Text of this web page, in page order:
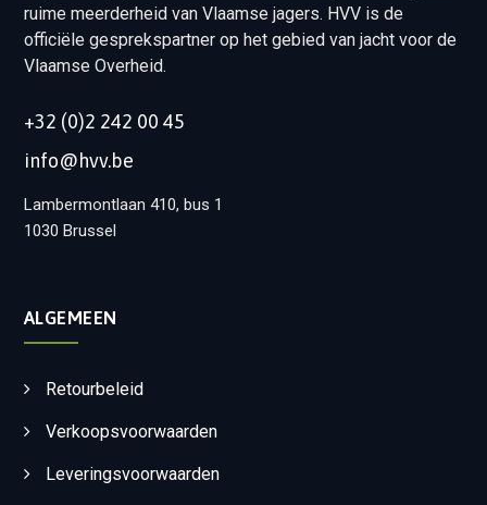
ruime meerderheid van Vlaamse jagers. HVV is de
officiële gesprekspartner op het gebied van jacht voor de
Vlaamse Overheid.
+32 (0)2 242 00 45
info@hvv.be
Lambermontlaan 410, bus 1
1030 Brussel
ALGEMEEN
Retourbeleid
Verkoopsvoorwaarden
Leveringsvoorwaarden